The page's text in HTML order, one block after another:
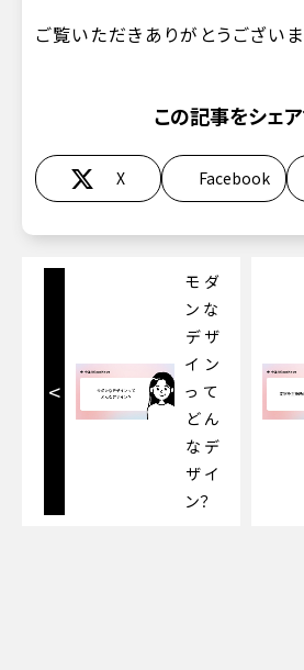
ご覧いただきありがとうござい
この記事をシェ
X Facebook
<
モダ
ンな
デザ
イン
って
どん
なデ
ザイ
ン？